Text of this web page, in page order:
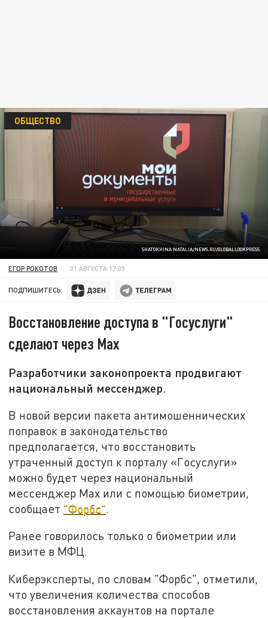
SHATOKHINA NATALIA/NEWS.RU/GLOBALLOOKPRESS
ОБЩЕСТВО
ЕГОР РОКОТОВ 01 АВГУСТА 17:05
ПОДПИШИТЕСЬ:
Восстановление доступа в "Госуслуги"
сделают через Max
Разработчики законопроекта продвигают
национальный мессенджер.
В новой версии пакета антимошеннических
поправок в законодательство
предполагается, что восстановить
утраченный доступ к порталу «Госуслуги»
можно будет через национальный
мессенджер Max или с помощью биометрии,
сообщает "Форбс".
Ранее говорилось только о биометрии или
визите в МФЦ.
Киберэксперты, по словам "Форбс", отметили,
что увеличения количества способов
восстановления аккаунтов на портале